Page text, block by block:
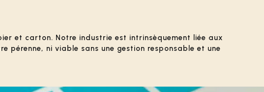
et carton. Notre industrie est intrinsèquement liée aux
ni viable sans une gestion responsable et une